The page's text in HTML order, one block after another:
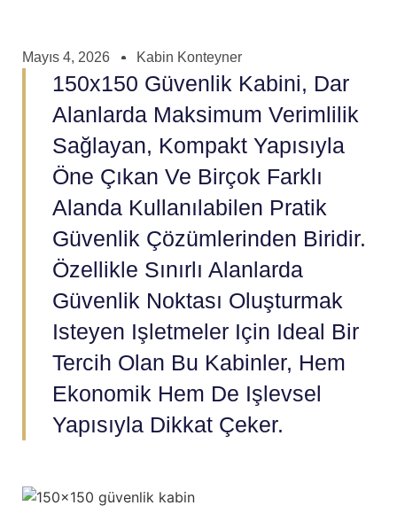
Mayıs 4, 2026 Kabin Konteyner
150x150 Güvenlik Kabini, Dar
Alanlarda Maksimum Verimlilik
Sağlayan, Kompakt Yapısıyla
Öne Çıkan Ve Birçok Farklı
Alanda Kullanılabilen Pratik
Güvenlik Çözümlerinden Biridir.
Özellikle Sınırlı Alanlarda
Güvenlik Noktası Oluşturmak
Isteyen Işletmeler Için Ideal Bir
Tercih Olan Bu Kabinler, Hem
Ekonomik Hem De Işlevsel
Yapısıyla Dikkat Çeker.